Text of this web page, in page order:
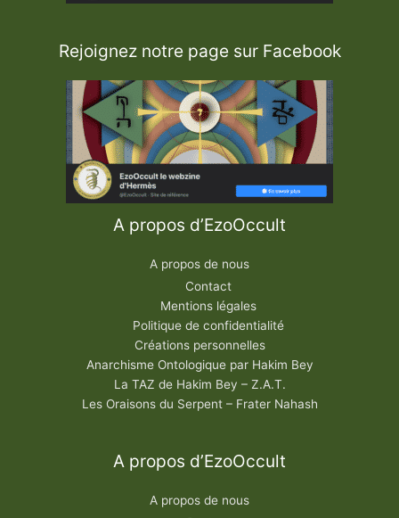
Rejoignez notre page sur Facebook
A propos d’EzoOccult
A propos de nous
Contact
Mentions légales
Politique de confidentialité
Créations personnelles
Anarchisme Ontologique par Hakim Bey
La TAZ de Hakim Bey – Z.A.T.
Les Oraisons du Serpent – Frater Nahash
A propos d’EzoOccult
A propos de nous